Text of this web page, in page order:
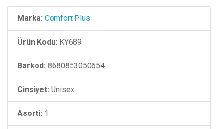
Marka: Comfort Plus
Ürün Kodu: KY689
Barkod: 8680853050654
Cinsiyet: Unisex
Asorti: 1